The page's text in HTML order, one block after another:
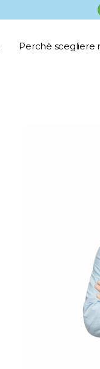
Perchè scegliere